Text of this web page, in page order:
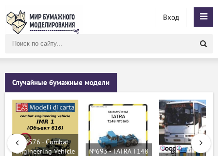
сайту
Вход
Случайные бумажные модели
№576 - Combat
Engineering Vehicle
№693 - TATRA T148